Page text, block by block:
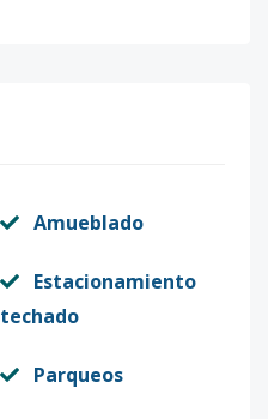
Amueblado
Estacionamiento
techado
Parqueos